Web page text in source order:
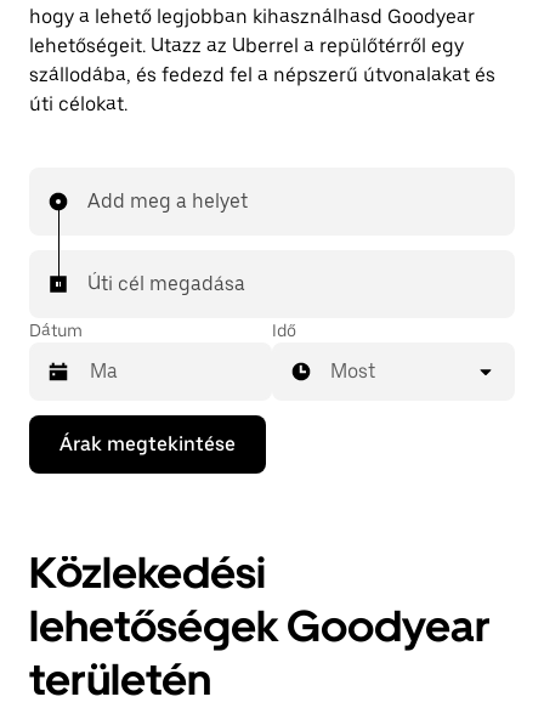
hogy a lehető legjobban kihasználhasd Goodyear
lehetőségeit. Utazz az Uberrel a repülőtérről egy
szállodába, és fedezd fel a népszerű útvonalakat és
úti célokat.
Add meg a helyet
Úti cél megadása
Dátum
A
lefelé
mutató
a
naptárat,
és
kiválaszthatod
dátumot.
A
Idő
Most
Árak megtekintése
Közlekedési
lehetőségek Goodyear
területén